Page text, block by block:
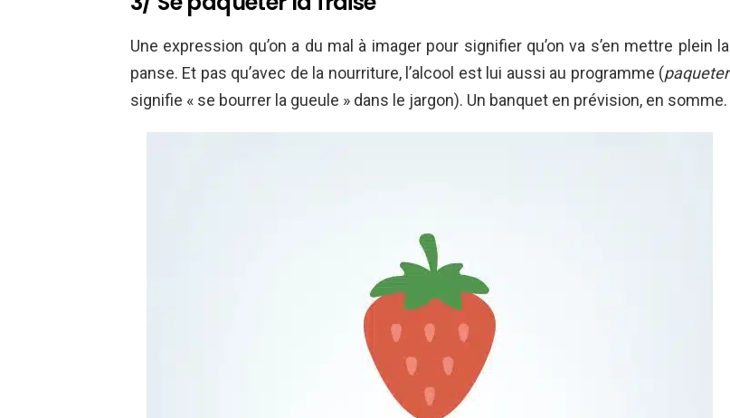
Une expression qu’on a du mal à imager pour signifier qu’on va s’en mettre plein la
panse. Et pas qu’avec de la nourriture, l’alcool est lui aussi au programme (paqueter
signifie « se bourrer la gueule » dans le jargon). Un banquet en prévision, en somme.